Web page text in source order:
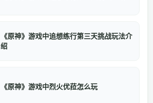
《原神》游戏中追想练行第三天挑战玩法介
绍
《原神》游戏中烈火优菈怎么玩